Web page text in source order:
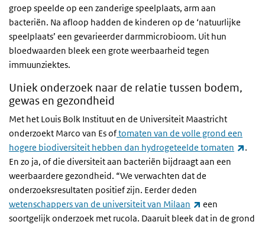
groep speelde op een zanderige speelplaats, arm aan
bacteriën. Na afloop hadden de kinderen op de ‘natuurlijke
speelplaats’ een gevarieerder darmmicrobioom. Uit hun
bloedwaarden bleek een grote weerbaarheid tegen
immuunziektes.
Uniek onderzoek naar de relatie tussen bodem,
gewas en gezondheid
Met het Louis Bolk Instituut en de Universiteit Maastricht
onderzoekt Marco van Es oftomaten van de volle grond een
hogere biodiversiteit hebben dan hydrogeteelde tomaten
.
En zo ja, of die diversiteit aan bacteriën bijdraagt aan een
weerbaardere gezondheid. “We verwachten dat de
onderzoeksresultaten positief zijn. Eerder deden
wetenschappers van de universiteit van Milaan
(externe link)
een
soortgelijk onderzoek met rucola. Daaruit bleek dat in de grond